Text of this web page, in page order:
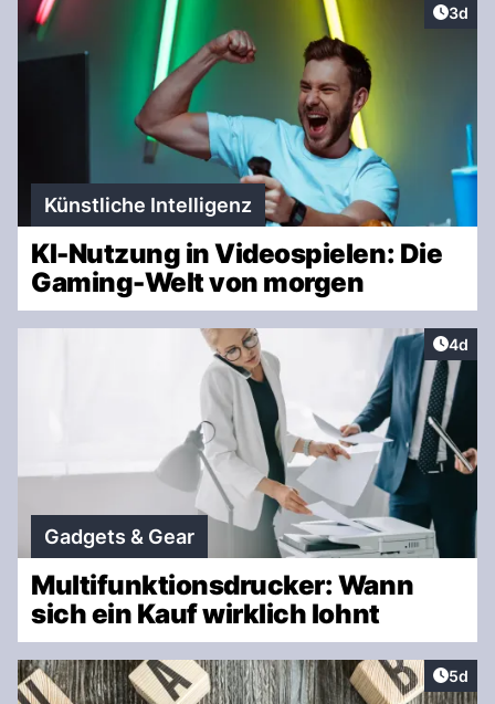
3d
Künstliche Intelligenz
KI-Nutzung in Videospielen: Die
Gaming-Welt von morgen
4d
Gadgets & Gear
Multifunktionsdrucker: Wann
sich ein Kauf wirklich lohnt
5d